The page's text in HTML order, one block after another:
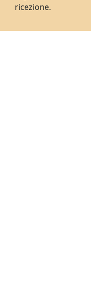
ricezione.